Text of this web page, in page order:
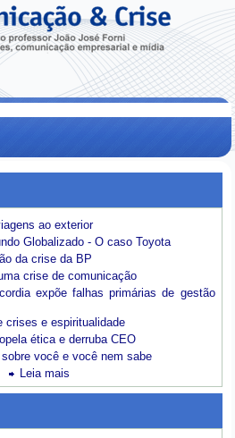
ao exterior
Globalizado - O caso Toyota
da crise da BP
crise de comunicação
expõe falhas primárias de gestão
crises e espiritualidade
ética e derruba CEO
você e você nem sabe
Leia mais